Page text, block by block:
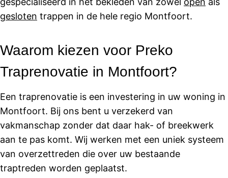
gesloten trappen in de hele regio Montfoort.
Waarom kiezen voor Preko
Traprenovatie in Montfoort?
Een traprenovatie is een investering in uw woning in
Montfoort. Bij ons bent u verzekerd van
vakmanschap zonder dat daar hak- of breekwerk
aan te pas komt. Wij werken met een uniek systeem
van overzettreden die over uw bestaande
traptreden worden geplaatst.